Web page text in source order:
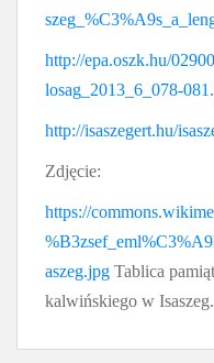
http://epa.oszk.hu/
losag_2013_6_078-
http://isaszegert.hu/
Zdjęcie:
https://
aszeg.jpg Tablica
kalwińskiego w Isaszeg.